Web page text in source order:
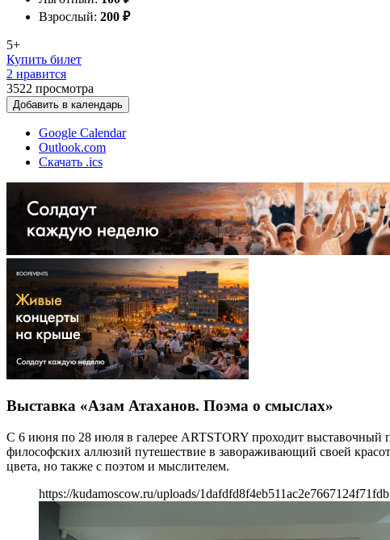
Взрослый: 200 ₽
5+
Купить билет
2 нравится
3522 просмотра
Добавить в календарь
Google Calendar
Outlook.com
Скачать .ics
Выставка «Азам Атаханов. Поэма о смыслах»
С 6 июня по 28 июля в галерее ARTSTORY проходит выставочный
философских аллюзий путешествие в завораживающий своей
цвета, но также с поэтом и мыслителем.
https://kudamoscow.ru/uploads/